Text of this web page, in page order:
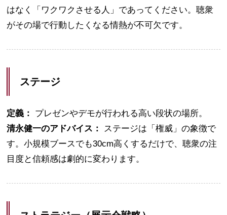
はなく「ワクワクさせる人」であってください。聴衆
がその場で行動したくなる情熱が不可欠です。
ステージ
定義：
プレゼンやデモが行われる高い段状の場所。
清永健一のアドバイス：
ステージは「権威」の象徴で
す。小規模ブースでも30cm高くするだけで、聴衆の注
目度と信頼感は劇的に変わります。